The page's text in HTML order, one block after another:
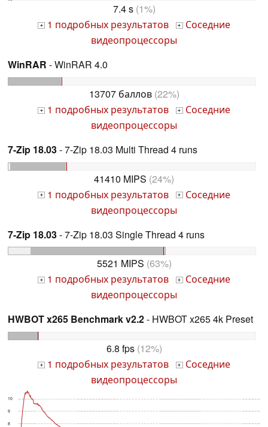
7.4 s(1%)
+ 1 подробных результатов + Соседние
видеопроцессоры
WinRAR - WinRAR 4.0
13707 баллов(22%)
+ 1 подробных результатов + Соседние
видеопроцессоры
7-Zip 18.03- 7-Zip 18.03 Multi Thread 4 runs
41410 MIPS (24%)
+ 1 подробных результатов + Соседние
видеопроцессоры
7-Zip 18.03- 7-Zip 18.03 Single Thread 4 runs
5521 MIPS (63%)
+ 1 подробных результатов + Соседние
видеопроцессоры
HWBOT x265 Benchmark v2.2- HWBOT x265 4k Preset
6.8 fps(12%)
+ 1 подробных результатов + Соседние
видеопроцессоры
8
9
10